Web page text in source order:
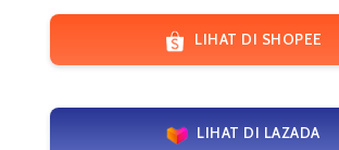
LIHAT DI SHOPEE
LIHAT DI LAZADA